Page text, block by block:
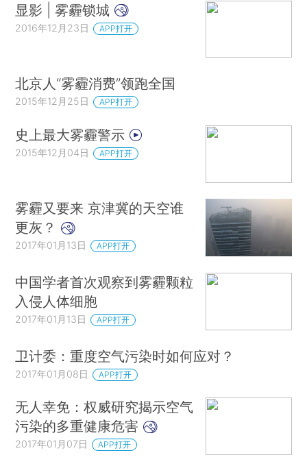
显影 | 雾霾锁城
2016年12月23日 APP打开
北京人“雾霾消费”领跑全国
2015年12月25日 APP打开
史上最大雾霾警示
2015年12月04日 APP打开
雾霾又要来 京津冀的天空谁
更灰？
2017年01月13日 APP打开
中国学者首次观察到雾霾颗粒
入侵人体细胞
2017年01月13日 APP打开
卫计委：重度空气污染时如何应对？
2017年01月08日 APP打开
无人幸免：权威研究揭示空气
污染的多重健康危害
2017年01月07日 APP打开